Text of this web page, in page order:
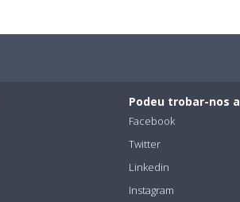
Podeu trobar-nos a
Facebook
Twitter
Linkedin
Instagram